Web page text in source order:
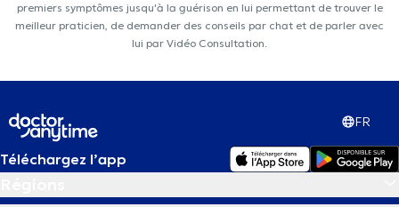
premiers symptômes jusqu'à la guérison en lui permettant de trouver le
meilleur praticien, de demander des conseils par chat et de parler avec
lui par Vidéo Consultation.
FR
Téléchargez l’app